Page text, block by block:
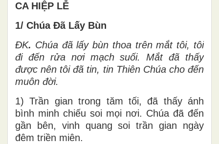
CA HIỆP LỄ
1/ Chúa Đã Lấy Bùn
ĐK. Chúa đã lấy bùn thoa trên mắt tôi, tôi
đi đến rửa nơi mạch suối. Mắt đã thấy
được nên tôi đã tin, tin Thiên Chúa cho đến
muôn đời.
1) Trần gian trong tăm tối, đã thấy ánh
bình minh chiếu soi mọi nơi. Chúa đã đến
gần bên, vinh quang soi trần gian ngày
đêm triền miên.